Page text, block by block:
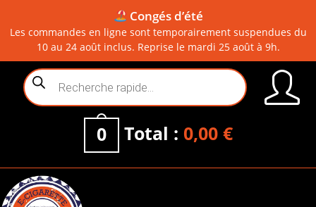
Congés d’été
Les commandes en ligne sont temporairement suspendues du
10 au 24 août inclus. Reprise le mardi 25 août à 9h.
content
Recherche
de
0 Total : 0,00 €